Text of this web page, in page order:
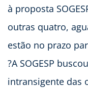
à proposta
outras quatro,
estão no prazo
?A SOGESP
intransigente das